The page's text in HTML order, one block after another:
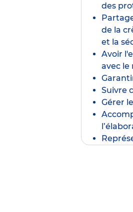
des
de la
et la
Avoir
avec le
Suivre
Gérer